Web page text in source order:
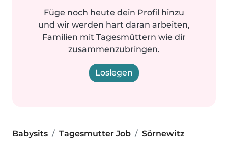
Füge noch heute dein Profil hinzu
und wir werden hart daran arbeiten,
Familien mit Tagesmüttern wie dir
zusammenzubringen.
Loslegen
Babysits Tagesmutter Job Sörnewitz